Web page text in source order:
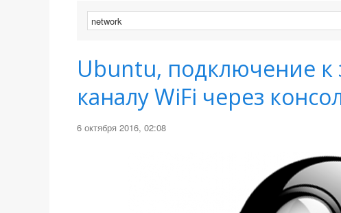
Ubuntu, подключение
каналу WiFi через
6 октября 2016, 02:08